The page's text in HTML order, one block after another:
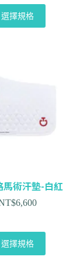
選擇規格
馬術汗墊-白紅
6,600
選擇規格